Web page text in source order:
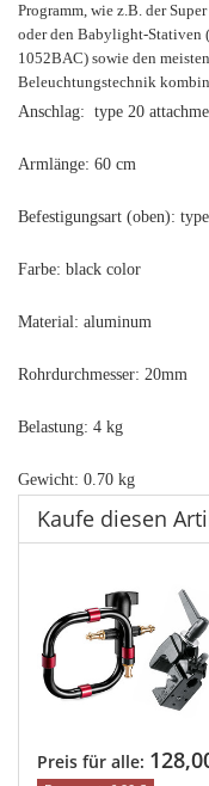
Programm, wie z.B. der
oder den Babylight-
1052BAC) sowie den
Beleuchtungstechnik
Anschlag: type 20
Armlänge: 60 cm
Befestigungsart (oben):
Farbe: black color
Material: aluminum
Rohrdurchmesser: 20mm
Belastung: 4 kg
Gewicht: 0.70 kg
Kaufe diesen
Preis für alle: